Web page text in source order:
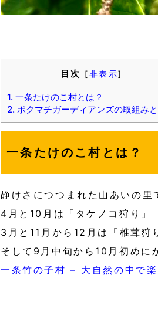
目次 [非表示]
1. 一条たけのこ村とは？
2. ボクマチガーディアンズの取組みと
一条たけのこ村とは？
静けさにつつまれた山あいの里
4月と10月は「タケノコ狩り」
3月と11月から12月は「椎茸狩
そして9月中旬から10月初めに
一条竹の子村 – 大自然の中で